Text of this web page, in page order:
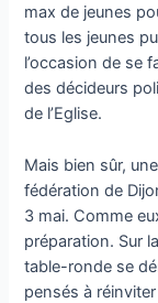
max de jeunes
tous les jeunes
l’occasion de se
des décideurs
de l’Eglise.
Mais bien sûr,
fédération de
3 mai. Comme
préparation. Sur
table-ronde se
pensés à